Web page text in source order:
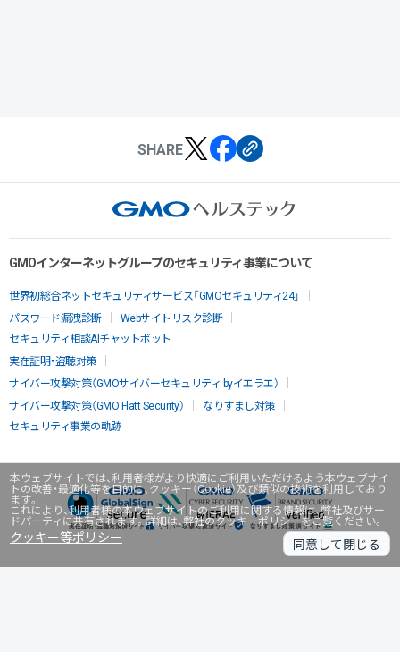
本ウェブサイトでは、利用者様がより快適にご利用いただけるよう本ウェブサイ
トの改善・最適化等を目的に、クッキー（Cookie）及び類似の技術を利用しており
ます。
これにより、利用者様の本ウェブサイトのご利用に関する情報は、弊社及びサー
ドパーティに共有されます。詳細は、弊社のクッキーポリシーをご覧ください。
クッキー等ポリシー 同意して閉じる
SHARE
GMOインターネットグループのセキュリティ事業について
世界初総合ネットセキュリティサービス「GMOセキュリティ24」
パスワード漏洩診断
Webサイトリスク診断
セキュリティ相談AIチャットボット
実在証明・盗聴対策
サイバー攻撃対策（GMOサイバーセキュリティ byイエラエ）
サイバー攻撃対策（GMO Flatt Security）
なりすまし対策
セキュリティ事業の軌跡